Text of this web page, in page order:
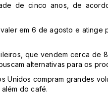
de cinco anos, de
em 6 de agosto e atinge
que vendem cerca de
alternativas para os
Unidos compram grandes
do café.